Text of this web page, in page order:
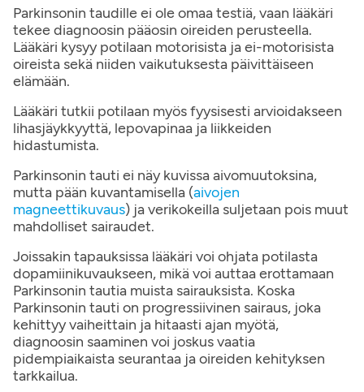
Parkinsonin taudille ei ole omaa testiä, vaan lääkäri
tekee diagnoosin pääosin oireiden perusteella.
Lääkäri kysyy potilaan motorisista ja ei-motorisista
oireista sekä niiden vaikutuksesta päivittäiseen
elämään.
Lääkäri tutkii potilaan myös fyysisesti arvioidakseen
lihasjäykkyyttä, lepovapinaa ja liikkeiden
hidastumista.
Parkinsonin tauti ei näy kuvissa aivomuutoksina,
mutta pään kuvantamisella (aivojen
magneettikuvaus) ja verikokeilla suljetaan pois muut
mahdolliset sairaudet.
Joissakin tapauksissa lääkäri voi ohjata potilasta
dopamiinikuvaukseen, mikä voi auttaa erottamaan
Parkinsonin tautia muista sairauksista. Koska
Parkinsonin tauti on progressiivinen sairaus, joka
kehittyy vaiheittain ja hitaasti ajan myötä,
diagnoosin saaminen voi joskus vaatia
pidempiaikaista seurantaa ja oireiden kehityksen
tarkkailua.